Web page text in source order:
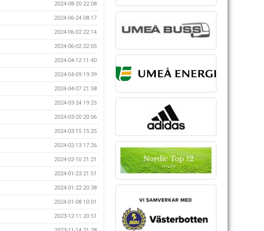
2024-08-20 22:08
2024-06-24 08:17
2024-06-02 22:14
2024-06-02 22:05
2024-04-12 11:40
2024-04-09 19:39
2024-04-07 21:58
2024-03-24 19:25
2024-03-20 20:06
2024-03-15 15:25
2024-02-13 17:26
2024-02-10 21:21
2024-01-23 21:51
2024-01-22 20:38
2024-01-08 10:01
2023-12-11 20:51